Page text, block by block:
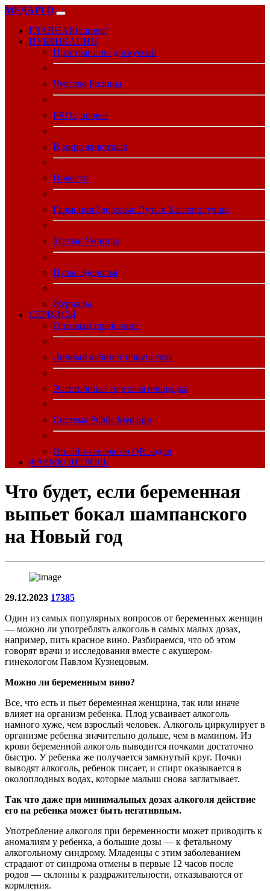
МЕДАРГО
ГЛАВНАЯ(current)
ПУБЛИКАЦИИ
Пространство дискуссий
Чувство Родины
PROздоровье
В мире животных
Новости
Гармония Здоровья: Путь к Благополучию
Усатые Умницы
Пульс Здоровья
Журналы
CЕРВИСЫ
Оптовый прайс-лист
Личный кабинет покупателя
Электронная торговая площадка
Система Public.Medargo
Онлайн-генератор QR кодов
ФАРМКОНТРОЛЬ
Что будет, если беременная
выпьет бокал шампанского
на Новый год
29.12.2023 17385
Один из самых популярных вопросов от беременных женщин
— можно ли употреблять алкоголь в самых малых дозах,
например, пить красное вино. Разбираемся, что об этом
говорят врачи и исследования вместе с акушером-
гинекологом Павлом Кузнецовым.
Можно ли беременным вино?
Все, что есть и пьет беременная женщина, так или иначе
влияет на организм ребенка. Плод усваивает алкоголь
намного хуже, чем взрослый человек. Алкоголь циркулирует в
организме ребенка значительно дольше, чем в мамином. Из
крови беременной алкоголь выводится почками достаточно
быстро. У ребенка же получается замкнутый круг. Почки
выводят алкоголь, ребенок писает, и спирт оказывается в
околоплодных водах, которые малыш снова заглатывает.
Так что даже при минимальных дозах алкоголя действие
его на ребенка может быть негативным.
Употребление алкоголя при беременности может приводить к
аномалиям у ребенка, а большие дозы — к фетальному
алкогольному синдрому. Младенцы с этим заболеванием
страдают от синдрома отмены в первые 12 часов после
родов — склонны к раздражительности, отказываются от
кормления.